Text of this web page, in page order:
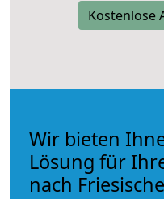
Kostenlose
Wir bieten
Lösung für
nach